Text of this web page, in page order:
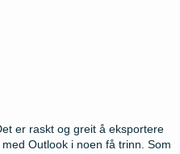
er raskt og greit å eksportere
Outlook i noen få trinn. Som